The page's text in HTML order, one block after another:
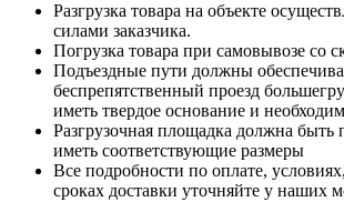
Разгрузка товара на объекте
силами заказчика.
Погрузка товара при самовывозе со
Подъездные пути должны
беспрепятственный проезд
иметь твердое основание и
Разгрузочная площадка должна быть
иметь соответствующие размеры
Все подробности по оплате,
сроках доставки уточняйте у наших